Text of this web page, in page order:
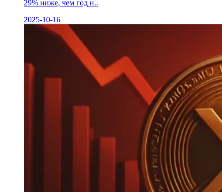
29% ниже, чем год н..
2025-10-16